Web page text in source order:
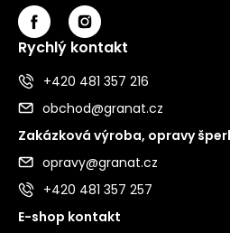
Rychlý kontakt
+420 481 357 216
obchod@granat.cz
Zakázková výroba, opravy
opravy@granat.cz
+420 481 357 257
E-shop kontakt